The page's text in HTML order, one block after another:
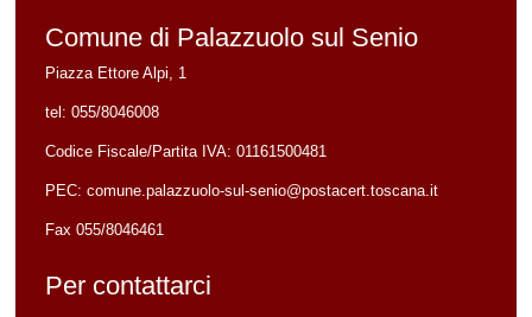
Comune di Palazzuolo sul Senio
Piazza Ettore Alpi, 1
tel: 055/8046008
Codice Fiscale/Partita IVA: 01161500481
PEC: comune.palazzuolo-sul-senio@postacert.toscana.it
Fax 055/8046461
Per contattarci